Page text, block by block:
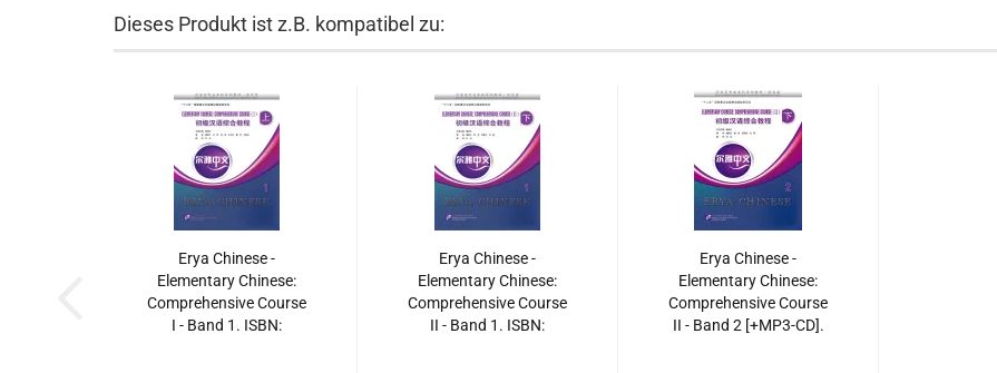
Dieses Produkt ist z.B. kompatibel zu:
Erya Chinese -
Elementary Chinese:
Comprehensive Course
I - Band 1. ISBN:
Erya Chinese -
Elementary Chinese:
Comprehensive Course
II - Band 1. ISBN:
Erya Chinese -
Elementary Chinese:
Comprehensive Course
II - Band 2 [+MP3-CD].